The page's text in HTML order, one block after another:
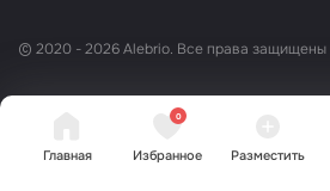
Главная
0
Избранное Разместить
© 2020 - 2026 Alebrio. Все права защищены